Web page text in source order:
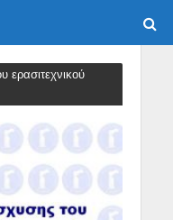
ερασιτεχνικού